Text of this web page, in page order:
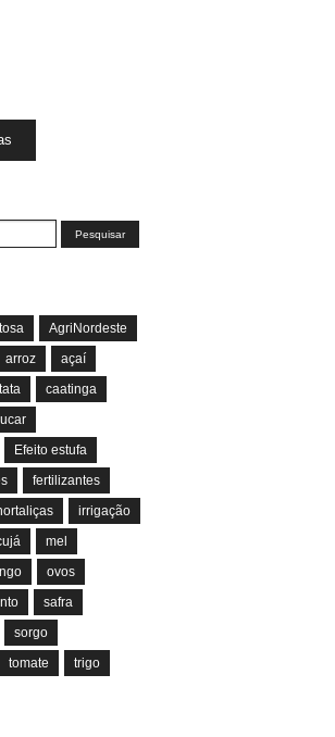
AgriNordeste
arroz
açaí
caatinga
Efeito estufa
fertilizantes
irrigação
mel
ovos
safra
sorgo
tomate
trigo